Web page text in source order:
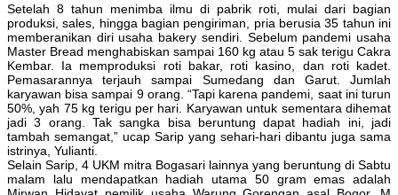
Setelah 8 tahun menimba ilmu di pabrik roti, mulai dari bagian
produksi, sales, hingga bagian pengiriman, pria berusia 35 tahun ini
memberanikan diri usaha bakery sendiri. Sebelum pandemi usaha
Master Bread menghabiskan sampai 160 kg atau 5 sak terigu Cakra
Kembar. Ia memproduksi roti bakar, roti kasino, dan roti kadet.
Pemasarannya terjauh sampai Sumedang dan Garut. Jumlah
karyawan bisa sampai 9 orang. “Tapi karena pandemi, saat ini turun
50%, yah 75 kg terigu per hari. Karyawan untuk sementara dihemat
jadi 3 orang. Tak sangka bisa beruntung dapat hadiah ini, jadi
tambah semangat,” ucap Sarip yang sehari-hari dibantu juga sama
istrinya, Yulianti.
Selain Sarip, 4 UKM mitra Bogasari lainnya yang beruntung di Sabtu
malam lalu mendapatkan hadiah utama 50 gram emas adalah